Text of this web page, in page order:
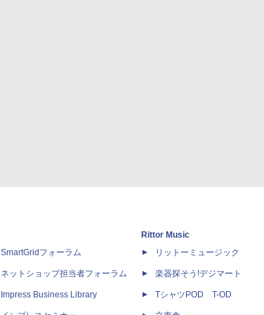
SmartGridフォーラム
ネットショップ担当者フォーラム
Impress Business Library
Rittor Music
リットーミュージック
楽器探そう!デジマート
TシャツPOD T-OD